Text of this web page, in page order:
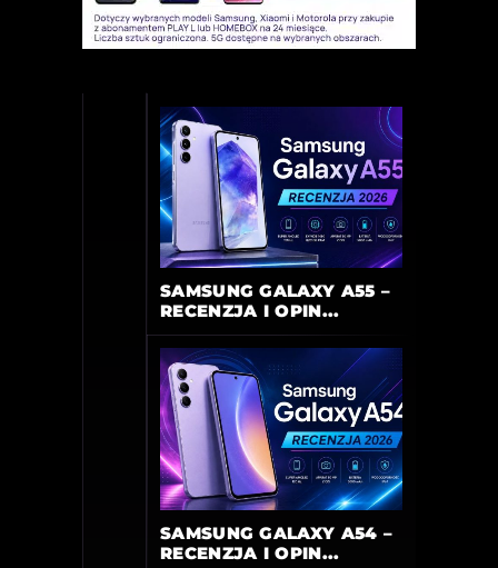
SAMSUNG GALAXY A55 –
RECENZJA I OPIN...
SAMSUNG GALAXY A54 –
RECENZJA I OPIN...